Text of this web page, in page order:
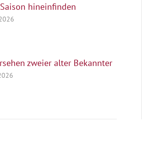
hineinfinden
zweier alter Bekannter